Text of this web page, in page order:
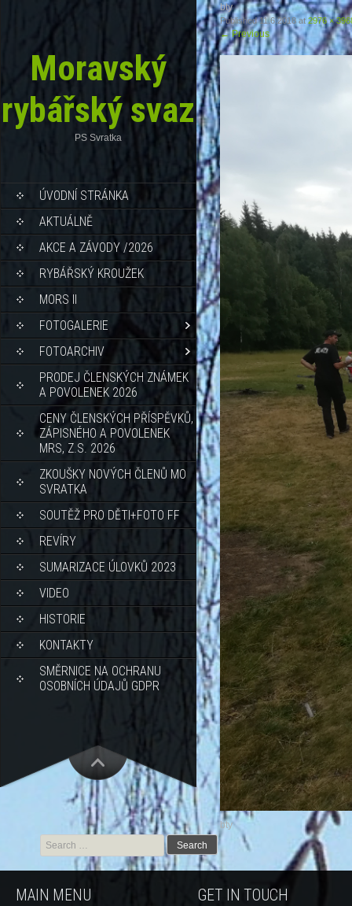
Moravský
rybářský svaz
PS Svratka
ÚVODNÍ STRÁNKA
AKTUÁLNĚ
AKCE A ZÁVODY /2026
RYBÁŘSKÝ KROUŽEK
MORS II
FOTOGALERIE
FOTOARCHIV
PRODEJ ČLENSKÝCH ZNÁMEK
A POVOLENEK 2026
CENY ČLENSKÝCH PŘÍSPĚVKŮ,
ZÁPISNÉHO A POVOLENEK
MRS, Z.S. 2026
ZKOUŠKY NOVÝCH ČLENŮ MO
SVRATKA
SOUTĚŽ PRO DĚTI+FOTO FF
REVÍRY
SUMARIZACE ÚLOVKŮ 2023
VIDEO
HISTORIE
KONTAKTY
SMĚRNICE NA OCHRANU
OSOBNÍCH ÚDAJŮ GDPR
bty
Published11.6.2018at 2976 ×
←Previous
bty
Search for:
MAIN MENU GET IN TOUCH